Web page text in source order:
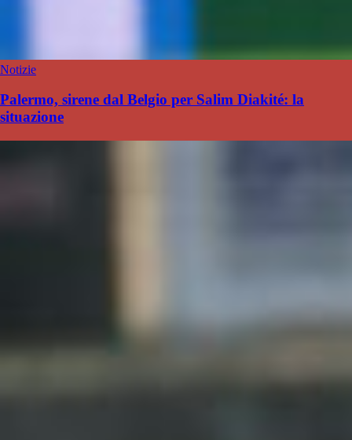
Notizie
Palermo, sirene dal Belgio per Salim Diakité: la
situazione